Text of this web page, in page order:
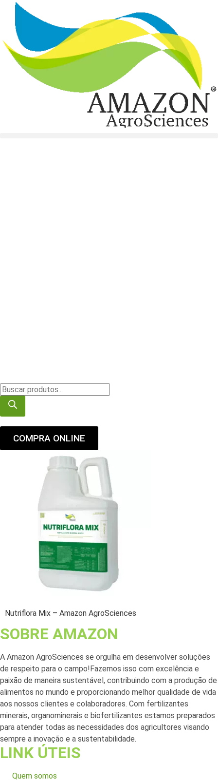
COMPRA ONLINE
Nutriflora Mix – Amazon AgroSciences
SOBRE AMAZON
A Amazon AgroSciences se orgulha em desenvolver soluções
de respeito para o campo!Fazemos isso com excelência e
paixão de maneira sustentável, contribuindo com a produção de
alimentos no mundo e proporcionando melhor qualidade de vida
aos nossos clientes e colaboradores. Com fertilizantes
minerais, organominerais e biofertilizantes estamos preparados
para atender todas as necessidades dos agricultores visando
sempre a inovação e a sustentabilidade.
LINK ÚTEIS
Quem somos